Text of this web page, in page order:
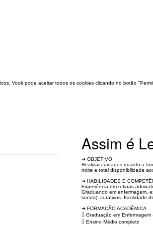
Você pode aceitar todos os cookies clicando no botão
Assim é
➜ OBJETIVO
Realizar cuidados quanto a
noite e total disponibilidade
➜ HABILIDADES E
Experiência em rotinas
Graduando em enfermagem,
sonda), curativos. Facilidade
➜ FORMAÇÃO ACADÊMICA
 Graduação em
 Ensino Médio completo